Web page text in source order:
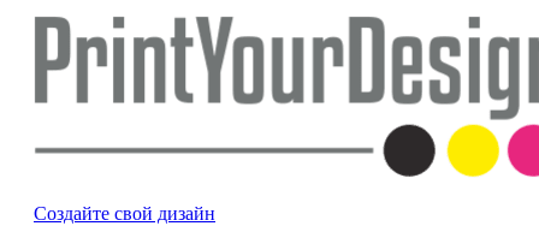
Создайте свой дизайн